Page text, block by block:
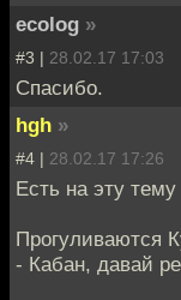
ecolog »
#3 | 28.02.17 17:03
Спасибо.
hgh »
#4 | 28.02.17 17:26
Есть на эту
Прогуливаются
- Кабан, давай